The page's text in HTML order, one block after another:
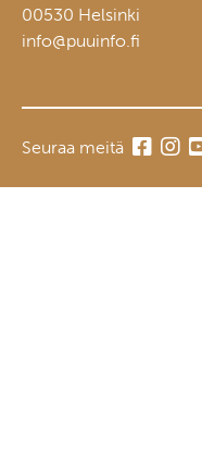
00530 Helsinki
info@puuinfo.fi
Seuraa meitä